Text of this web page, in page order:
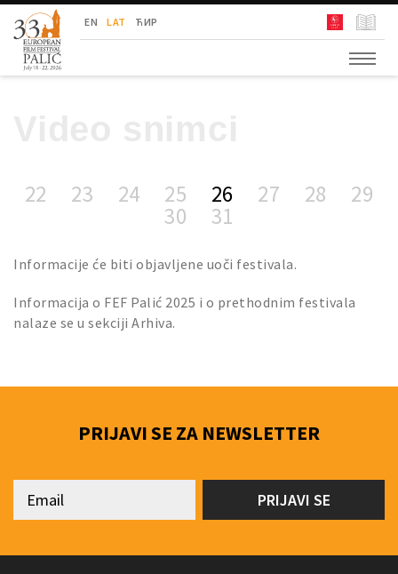
EN LAT ЋИР
22 23 24 25 26 27 28
29
30
31
Informacije će biti objavljene uoči festivala.
Informacija o FEF Palić 2025 i o prethodnim festivala
nalaze se u sekciji Arhiva.
PRIJAVI SE ZA NEWSLETTER